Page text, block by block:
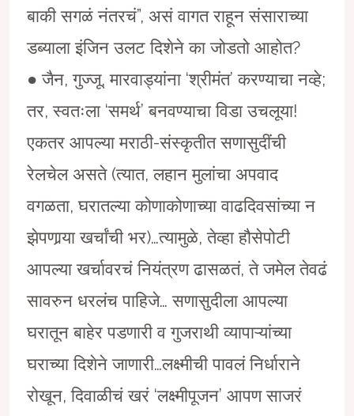
बाकी सगळं नंतरचं”, असं वागत राहून संसाराच्या
डब्याला इंजिन उलट दिशेने का जोडतो आहोत?
● जैन, गुज्जू, मारवाड्यांना ‘श्रीमंत’ करण्याचा नव्हे;
तर, स्वतःला ‘समर्थ’ बनवण्याचा विडा उचलूया!
एकतर आपल्या मराठी-संस्कृतीत सणासुदींची
रेलचेल असते (त्यात, लहान मुलांचा अपवाद
वगळता, घरातल्या कोणाकोणाच्या वाढदिवसांच्या न
झेपणार्या खर्चांची भर)…त्यामुळे, तेव्हा हौसेपोटी
आपल्या खर्चावरचं नियंत्रण ढासळतं, ते जमेल तेवढं
सावरुन धरलंच पाहिजे… सणासुदीला आपल्या
घरातून बाहेर पडणारी व गुजराथी व्यापाऱ्यांच्या
घराच्या दिशेने जाणारी…लक्ष्मीची पावलं निर्धाराने
रोखून, दिवाळीचं खरं ‘लक्ष्मीपूजन’ आपण साजरं